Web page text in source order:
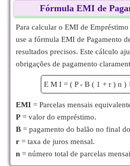
Fórmula EMI de
Para calcular o EMI de
use a fórmula EMI de Pagamento
resultados precisos. Este cálculo
obrigações de pagamento
E M I = ( P - B ( 1 + r ) n )
EMI = Parcelas mensais
P = valor do empréstimo.
B = pagamento do balão no final
r = taxa de juros mensal.
n = número total de parcelas